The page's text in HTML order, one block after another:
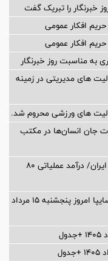
خبرنگار را تبریک گفت
افکار عمومی
افکار عمومی
به مناسبت روز خبرنگار
های مدیریتی در زمینه
های ورزشی محروم شد.
جان انسان‌ها در مکتب
تغییر مثبت در عملکرد مالی بانک صادرات ایران/ درآمد عملیاتی 80
تغییر تند قیمت محصولات ایران‌خودرو و سایپا امروز پنجشنبه ۱۵ مرداد